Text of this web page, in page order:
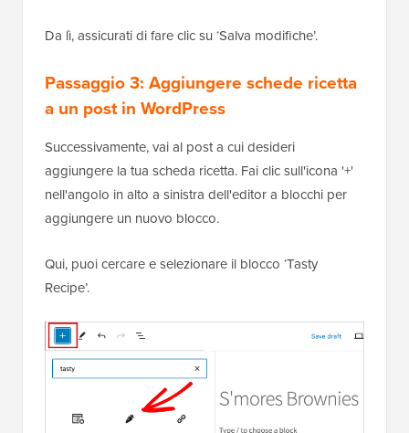
Da lì, assicurati di fare clic su ‘Salva modifiche’.
Passaggio 3: Aggiungere schede ricetta
a un post in WordPress
Successivamente, vai al post a cui desideri
aggiungere la tua scheda ricetta. Fai clic sull'icona '+'
nell'angolo in alto a sinistra dell'editor a blocchi per
aggiungere un nuovo blocco.
Qui, puoi cercare e selezionare il blocco ‘Tasty
Recipe’.